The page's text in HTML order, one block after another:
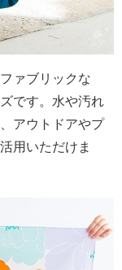
ァブリックな
です。水や汚れ
アウトドアやプ
用いただけま